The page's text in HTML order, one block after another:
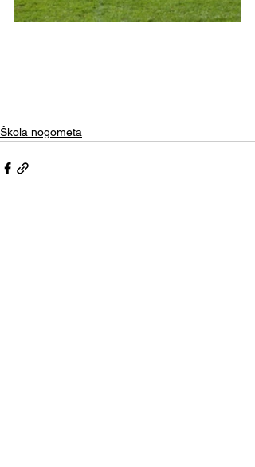
Škola nogometa